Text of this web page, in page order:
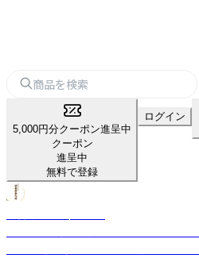
5,000円分クーポン進呈中
クーポン
進呈中
無料で登録
ログイン